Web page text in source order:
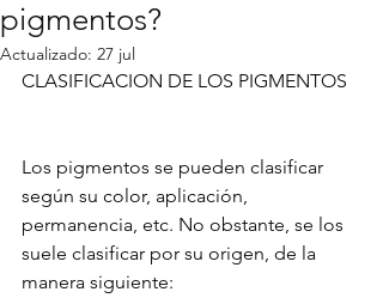
pigmentos?
Actualizado: 27 jul
CLASIFICACION DE LOS PIGMENTOS
Los pigmentos se pueden clasificar
según su color, aplicación,
permanencia, etc. No obstante, se los
suele clasificar por su origen, de la
manera siguiente: